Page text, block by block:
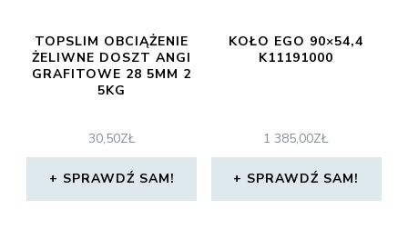
TOPSLIM OBCIĄŻENIE
ŻELIWNE DOSZT ANGI
GRAFITOWE 28 5MM 2
5KG
30,50ZŁ
SPRAWDŹ SAM!
KOŁO EGO 90×54,4
K11191000
1 385,00ZŁ
SPRAWDŹ SAM!